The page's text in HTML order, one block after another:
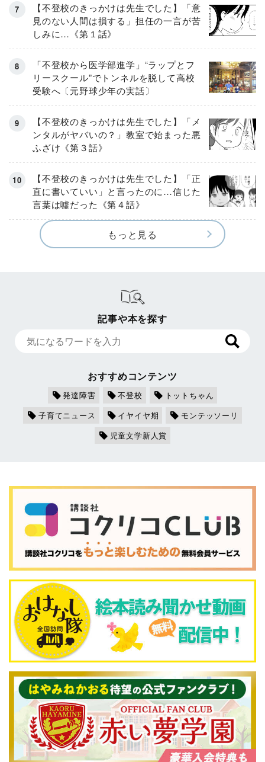
【不登校のきっかけは先生でした】「意
見のない人間は損する」担任の一言が苦
しみに…《第１話》
「不登校から医学部進学」“ラップとフ
リースクール”でトンネルを脱して高校
受験へ〔元野球少年の実話〕
【不登校のきっかけは先生でした】「メ
ンタルがヤバいの？」教室で始まった悪
ふざけ《第３話》
【不登校のきっかけは先生でした】「正
直に書いていい」と言ったのに…信じた
言葉は噓だった《第４話》
もっと見る
記事や本を探す
おすすめコンテンツ
発達障害 不登校
トットちゃん
子育てニュース
イヤイヤ期
モンテッソーリ
児童文学新人賞